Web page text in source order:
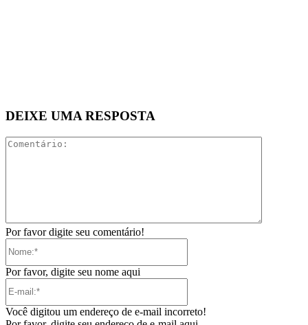
DEIXE UMA RESPOSTA
Por favor digite seu comentário!
Por favor, digite seu nome aqui
Você digitou um endereço de e-mail incorreto!